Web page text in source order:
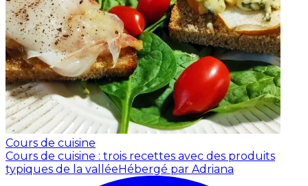
Cours de cuisine
Cours de cuisine : trois recettes avec des produits
typiques de la valléeHébergé par Adriana